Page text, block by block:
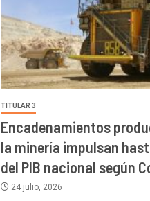
TITULAR 3
Encadenamientos
la minería impulsan
del PIB nacional según
24 julio, 2026